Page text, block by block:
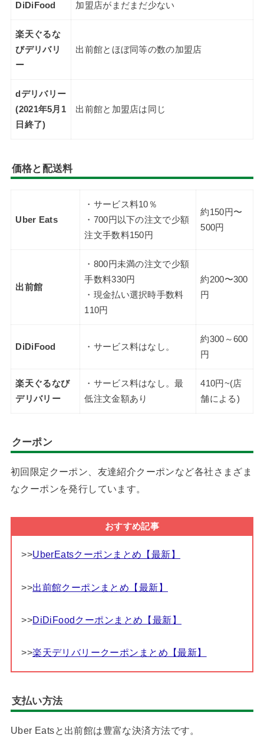
DiDiFood 加盟店がまだまだ少ない
楽天ぐるな
びデリバリ
ー
出前館とほぼ同等の数の加盟店
dデリバリー
(2021年5月1
日終了)
出前館と加盟店は同じ
価格と配送料
Uber Eats
・サービス料10％
・700円以下の注文で少額
注文手数料150円
約150円〜
500円
出前館
・800円未満の注文で少額
手数料330円
・現金払い選択時手数料
110円
約200〜300
円
DiDiFood ・サービス料はなし。
約300～600
円
楽天ぐるなび
デリバリー
・サービス料はなし。最
低注文金額あり
410円~(店
舗による)
クーポン
初回限定クーポン、友達紹介クーポンなど各社さまざま
なクーポンを発行しています。
おすすめ記事
>>UberEatsクーポンまとめ【最新】
>>出前館クーポンまとめ【最新】
>>DiDiFoodクーポンまとめ【最新】
>>楽天デリバリークーポンまとめ【最新】
支払い方法
Uber Eatsと出前館は豊富な決済方法です。